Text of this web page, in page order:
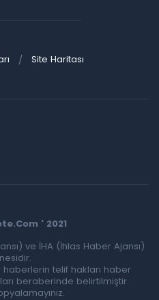
Site Haritası
' 2021
ve İHA (İhlas Haber Ajansı)
telif hakları haber
beraberinde belirtilmiştir.